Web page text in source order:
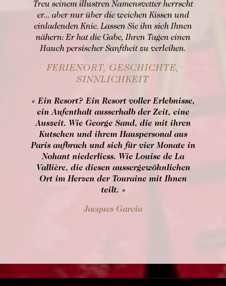
Treu seinem illustren Namensvetter herrscht
er... aber nur über die weichen Kissen und
einladenden Knie. Lassen Sie ihn sich Ihnen
nähern: Er hat die Gabe, Ihren Tagen einen
Hauch persischer Sanftheit zu verleihen.
FERIENORT, GESCHICHTE,
SINNLICHKEIT
« Ein Resort? Ein Resort voller Erlebnisse,
ein Aufenthalt ausserhalb der Zeit, eine
Auszeit. Wie George Sand, die mit ihren
Kutschen und ihrem Hauspersonal aus
Paris aufbrach und sich für vier Monate in
Nohant niederliess. Wie Louise de La
Vallière, die diesen aussergewöhnlichen
Ort im Herzen der Touraine mit Ihnen
teilt. »
Jacques Garcia